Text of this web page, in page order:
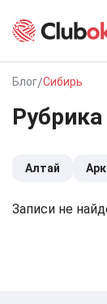
Блог/Сибирь
Алтай
Записи не